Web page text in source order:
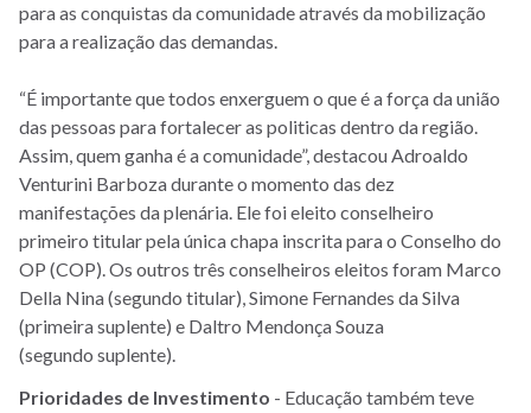
para as conquistas da comunidade através da mobilização
para a realização das demandas.
“É importante que todos enxerguem o que é a força da união
das pessoas para fortalecer as politicas dentro da região.
Assim, quem ganha é a comunidade”, destacou Adroaldo
Venturini Barboza durante o momento das dez
manifestações da plenária. Ele foi eleito conselheiro
primeiro titular pela única chapa inscrita para o Conselho do
OP (COP). Os outros três conselheiros eleitos foram Marco
Della Nina (segundo titular), Simone Fernandes da Silva
(primeira suplente) e Daltro Mendonça Souza
(segundo suplente).
Prioridades de Investimento - Educação também teve